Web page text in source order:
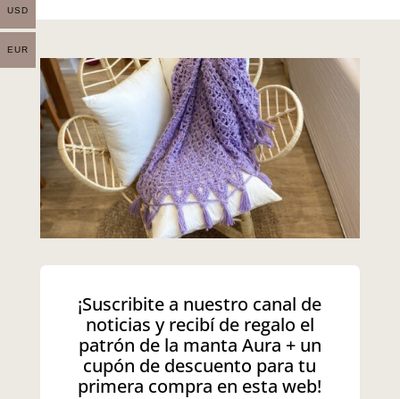
¡Suscribite a nuestro canal de
noticias y recibí de regalo el
patrón de la manta Aura + un
cupón de descuento para tu
primera compra en esta web!
USD
EUR